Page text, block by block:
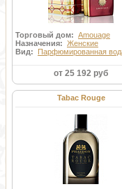
Торговый дом: Amouage
Назначения: Женские
Вид:
Парфюмированная
от 25 192 руб
Tabac Rouge